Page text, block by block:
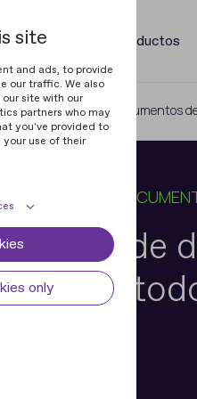
site
and ads, to provide
our traffic. We also
site with our
partners who may
you've provided to
use of their
declaration
provide core
only
Productos
Procesamiento de documentos
PARA LEER
de
de